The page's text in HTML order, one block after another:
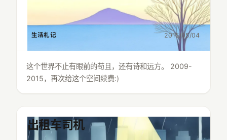
生活札记 2015/05/04
这个世界不止有眼前的苟且，还有诗和远方。 2009-
2015，再次给这个空间续费:)
出租车司机